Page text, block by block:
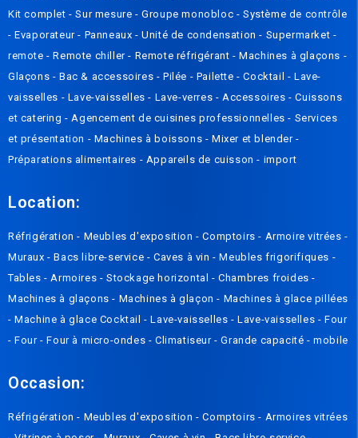
Kit complet-Sur mesure-Groupe monobloc -Système de contrôle
-Evaporateur- Panneaux-Unité de condensation- Supermarket -
remote-Remote chiller- Remote réfrigérant-Machines à glaçons -
Glaçons -Bac & accessoires -Pilée - Pailette-Cocktail -Lave-
vaisselles - Lave-vaisselles- Lave-verres - Accessoires-Cuissons
et catering- Agencement de cuisines professionnelles- Services
et présentation - Machines à boissons -Mixer et blender-
Préparations alimentaires - Appareils de cuisson- import
Location:
Réfrigération- Meubles d'exposition-Comptoirs- Armoire vitrées-
Muraux-Bacs libre-service -Caves à vin-Meubles frigorifiques -
Tables- Armoires -Stockage horizontal-Chambres froides-
Machines à glaçons- Machines à glaçon- Machines à glace pillées
-Machine à glace Cocktail-Lave-vaisselles-Lave-vaisselles -Four
-Four-Four à micro-ondes -Climatiseur-Grande capacité-mobile
Occasion:
Réfrigération- Meubles d'exposition-Comptoirs- Armoires vitrées